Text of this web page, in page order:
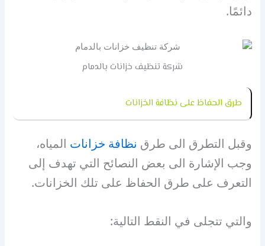
دائمًا.
شركة تنظيف خزانات بالدمام
طرق الحفاظ على نظافة الخزانات
وقبل التطرق الى طرق نظافة خزانات المياه،
وجب الإشارة الى بعض النصائح التي تهدف إلى
التعرف على طرق الحفاظ على تلك الخزانات.
والتي تتجلى في النقط التالية: